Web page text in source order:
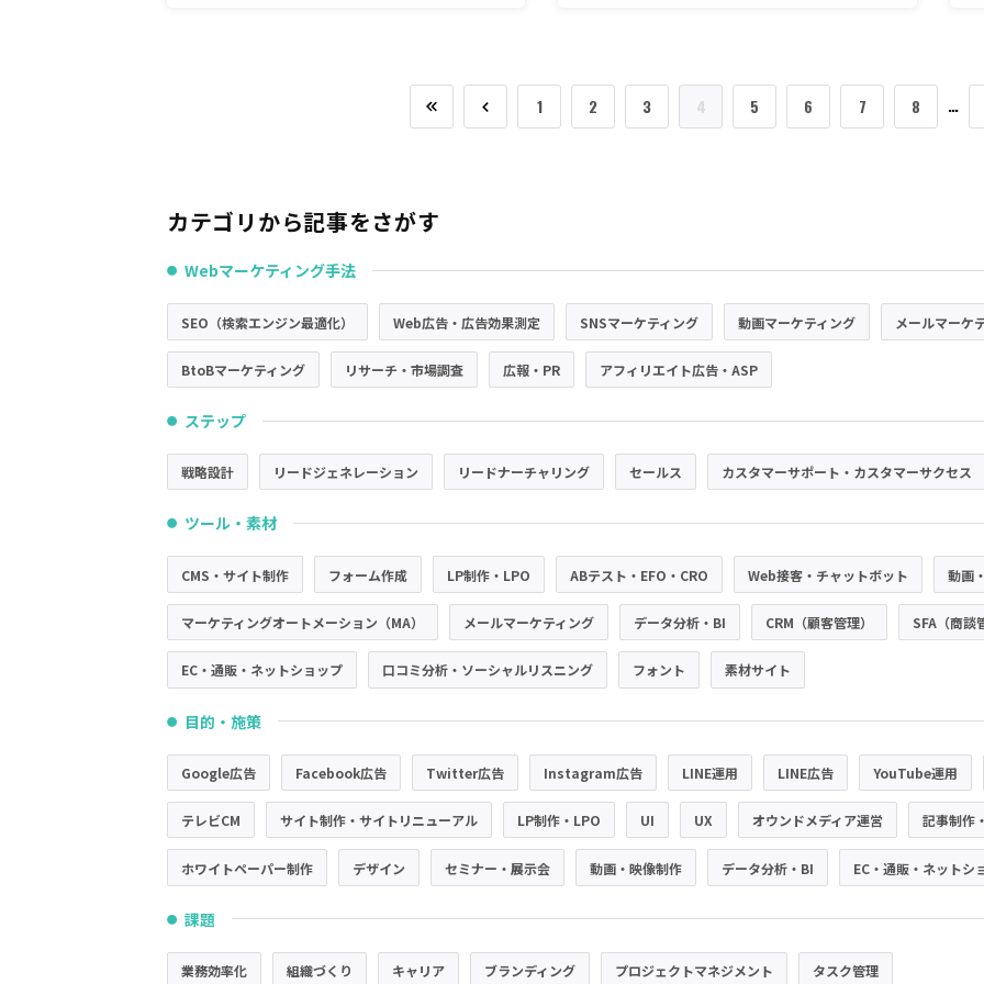
1 2 3 4 5 6 7 8 …
カテゴリから記事をさがす
● Webマーケティング手法
SEO（検索エンジン最適化） Web広告・広告効果測定 SNSマーケティング 動画マーケティング メールマーケ
BtoBマーケティング リサーチ・市場調査 広報・PR アフィリエイト広告・ASP
● ステップ
戦略設計 リードジェネレーション リードナーチャリング セールス カスタマーサポート・カスタマーサクセス
● ツール・素材
CMS・サイト制作 フォーム作成 LP制作・LPO ABテスト・EFO・CRO Web接客・チャットボット 動画
マーケティングオートメーション（MA） メールマーケティング データ分析・BI CRM（顧客管理） SFA（商談
EC・通販・ネットショップ 口コミ分析・ソーシャルリスニング フォント 素材サイト
● 目的・施策
Google広告 Facebook広告 Twitter広告 Instagram広告 LINE運用 LINE広告 YouTube運用
テレビCM サイト制作・サイトリニューアル LP制作・LPO UI UX オウンドメディア運営 記事制作
ホワイトペーパー制作 デザイン セミナー・展示会 動画・映像制作 データ分析・BI EC・通販・ネットシ
● 課題
業務効率化 組織づくり キャリア ブランディング プロジェクトマネジメント タスク管理